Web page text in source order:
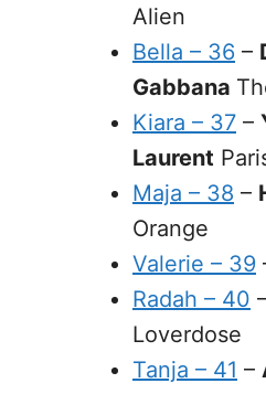
Alien
Bella – 36 –
Gabbana
Kiara – 37 –
Laurent
Maja – 38 –
Orange
Valerie – 39
Radah – 40
Loverdose
Tanja – 41 –